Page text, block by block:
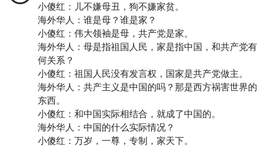
小傻红：儿不嫌母丑，狗不嫌家贫。
海外华人：谁是母？谁是家？
小傻红：伟大领袖是母，共产党是家。
海外华人：母是指祖国人民，家是指中国，和共产党有
何关系？
小傻红：祖国人民没有发言权，国家是共产党做主。
海外华人：共产主义是中国的吗？那是西方祸害世界的
东西。
小傻红：和中国实际相结合，就成了中国的。
海外华人：中国的什么实际情况？
小傻红：万岁，一尊，专制，家天下。